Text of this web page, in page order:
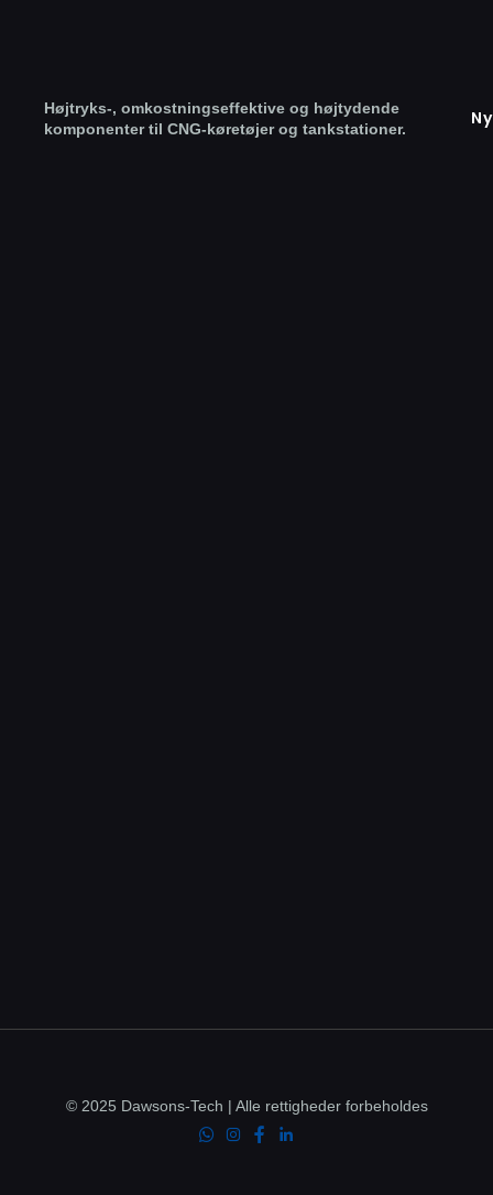
Højtryks-, omkostningseffektive og højtydende
komponenter til CNG-køretøjer og tankstationer.
© 2025 Dawsons-Tech | Alle rettigheder forbeholdes